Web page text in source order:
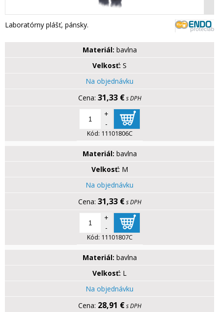
Laboratórny plášť, pánsky.
Materiál: bavlna
Velkosť: S
Na objednávku
31,33 € s DPH
+
-
Kód: 11101806C
Materiál: bavlna
Velkosť: M
Na objednávku
31,33 € s DPH
+
-
Kód: 11101807C
Materiál: bavlna
Velkosť: L
Na objednávku
28,91 € s DPH